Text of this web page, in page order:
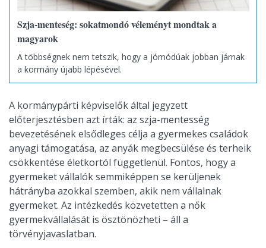
Szja-menteség: sokatmondó véleményt mondtak a
magyarok
A többségnek nem tetszik, hogy a jómódúak jobban járnak
a kormány újabb lépésével.
A kormánypárti képviselők által jegyzett
előterjesztésben azt írták: az szja-mentesség
bevezetésének elsődleges célja a gyermekes családok
anyagi támogatása, az anyák megbecsülése és terheik
csökkentése életkortól függetlenül. Fontos, hogy a
gyermeket vállalók semmiképpen se kerüljenek
hátrányba azokkal szemben, akik nem vállalnak
gyermeket. Az intézkedés közvetetten a nők
gyermekvállalását is ösztönözheti – áll a
törvényjavaslatban.